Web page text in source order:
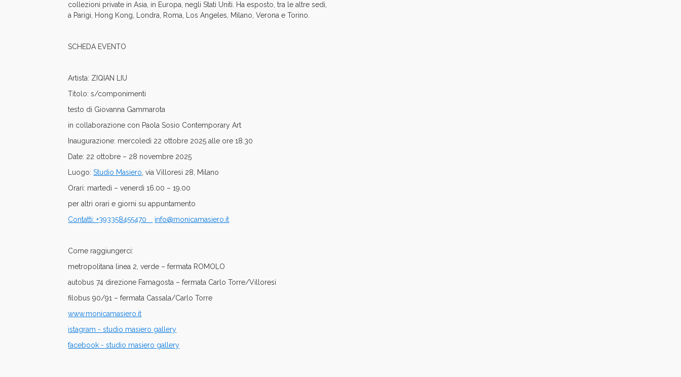
collezioni private in Asia, in Europa, negli Stati Uniti. Ha esposto, tra le altre sedi,
a Parigi, Hong Kong, Londra, Roma, Los Angeles, Milano, Verona e Torino.
SCHEDA EVENTO
Artista: ZIQIAN LIU
Titolo:s/componimenti
testo di Giovanna Gammarota
in collaborazione con Paola Sosio Contemporary Art
Inaugurazione: mercoledì 22 ottobre 2025 alle ore 18.30
Date: 22 ottobre – 28 novembre 2025
Luogo: Studio Masiero , via Villoresi 28, Milano
Orari: martedì – venerdì 16.00 – 19.00
per altri orari e giorni su appuntamento
Contatti: +393358455470 info@monicamasiero.it
Come raggiungerci:
metropolitana
linea 2, verde – fermata ROMOLO
autobus 74 direzione Famagosta – fermata Carlo Torre/Villoresi
filobus 90/91 – fermata Cassala/Carlo Torre
www.monicamasiero.it
istagram - studio masiero gallery
facebook - studio masiero gallery